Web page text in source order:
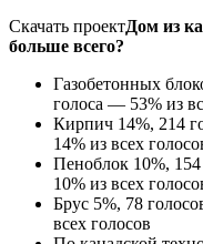
Скачать проектДом из
больше всего?
Газобетонных
голоса — 53% из
Кирпич 14%, 214
14% из всех
Пеноблок 10%, 154
10% из всех
Брус 5%, 78
всех голосов